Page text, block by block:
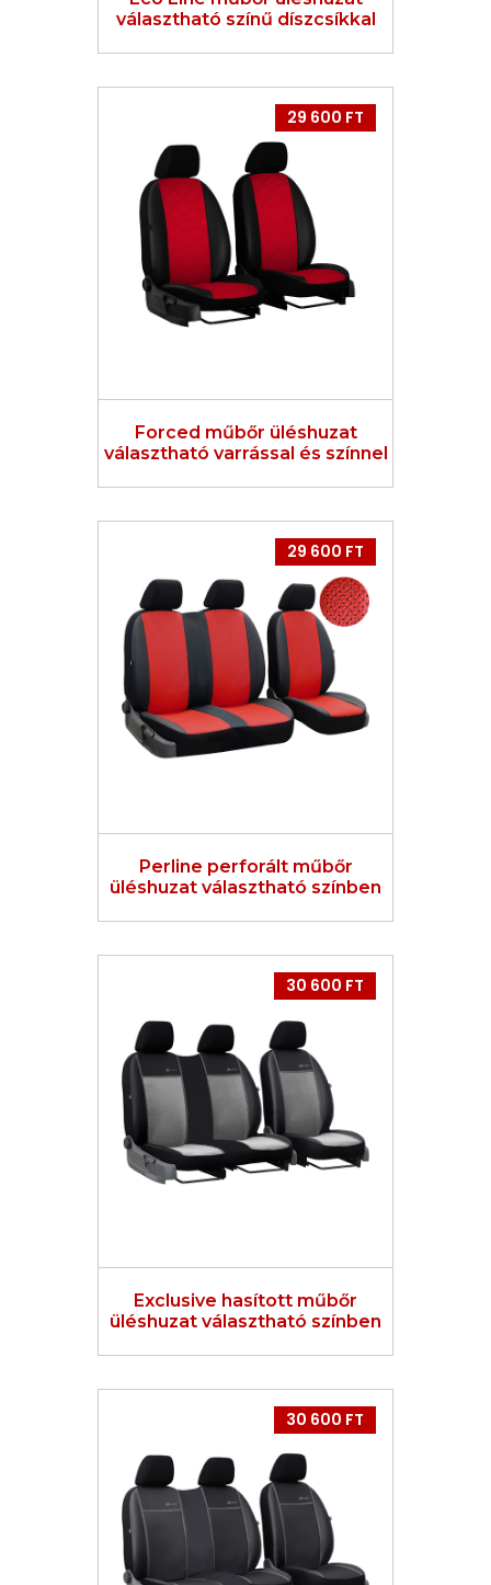
választható színű díszcsíkkal
29 600 FT
Forced műbőr üléshuzat
választható varrással és színnel
29 600 FT
Perline perforált műbőr
üléshuzat választható színben
30 600 FT
Exclusive hasított műbőr
üléshuzat választható színben
30 600 FT